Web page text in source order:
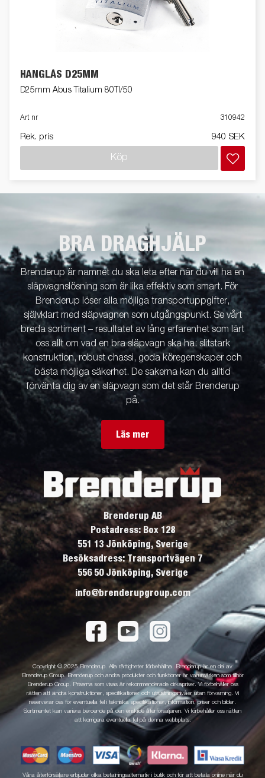
HÄNGLÅS D25MM
D25mm Abus Titalium 80TI/50
Art nr 310942
Rek. pris 940 SEK
Köp
BRA DRAGHJÄLP
Brenderup är namnet du ska leta efter när du vill ha en
släpvagnslösning som är lika effektiv som smart. För
Brenderup löser alla möjliga transportuppgifter,
självklart med släpvagnen som utgångspunkt. Se vårt
breda sortiment – resultatet av lång erfarenhet som lärt
oss allt om vad en bra släpvagn ska ha: slitstark
konstruktion, robust chassi, goda köregenskaper och
bästa möjliga säkerhet. De sakerna kan du alltid
förvänta dig av en släpvagn som det står Brenderup
på.
Läs mer
Brenderup AB
Postadress: Box 128
551 13 Jönköping, Sverige
Besöksadress: Transportvägen 7
556 50 Jönköping, Sverige
info@brenderupgroup.com
Copyright © 2025 Brenderup. Alla rättigheter förbehållna. Brenderup är en del av
Brenderup Group. Brenderup och andra produkter och funktioner är varumärken som tillhör
Brenderup Group. Priserna som visas är rekommenderade cirkapriser. Vi förbehåller oss
rätten att ändra konstruktioner, specifikationer och utrustningsnivåer utan förvarning. Vi
reserverar oss för eventuella fel i tekniska specifikationer, information, priser och bilder.
Sortimentet kan variera beroende på den enskilde återförsäljaren. Vi förbehåller oss rätten
att korrigera eventuella fel på denna webbplats.
Våra återförsäljare erbjuder olika betalningsalternativ i butik och för att betala online när du